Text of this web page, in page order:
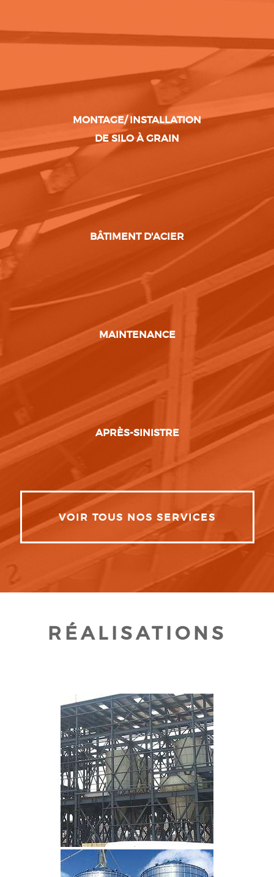
MONTAGE/ INSTALLATION
DE SILO À GRAIN
BÂTIMENT D'ACIER
MAINTENANCE
APRÈS-SINISTRE
VOIR TOUS NOS SERVICES
RÉALISATIONS
CLIQUEZ POUR AGRANDIR